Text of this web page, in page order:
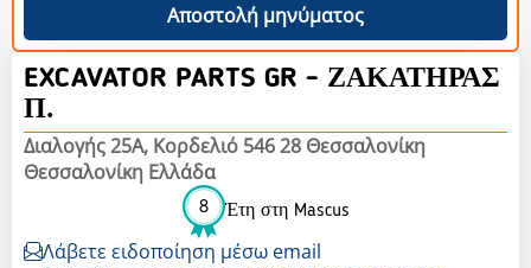
Αποστολή μηνύματος
EXCAVATOR PARTS GR - ΖΑΚΑΤΗΡΑΣ
Π.
Διαλογής 25Α, Κορδελιό 546 28 Θεσσαλονίκη
Θεσσαλονίκη Ελλάδα
8 Έτη στη Mascus
Λάβετε ειδοποίηση μέσω email